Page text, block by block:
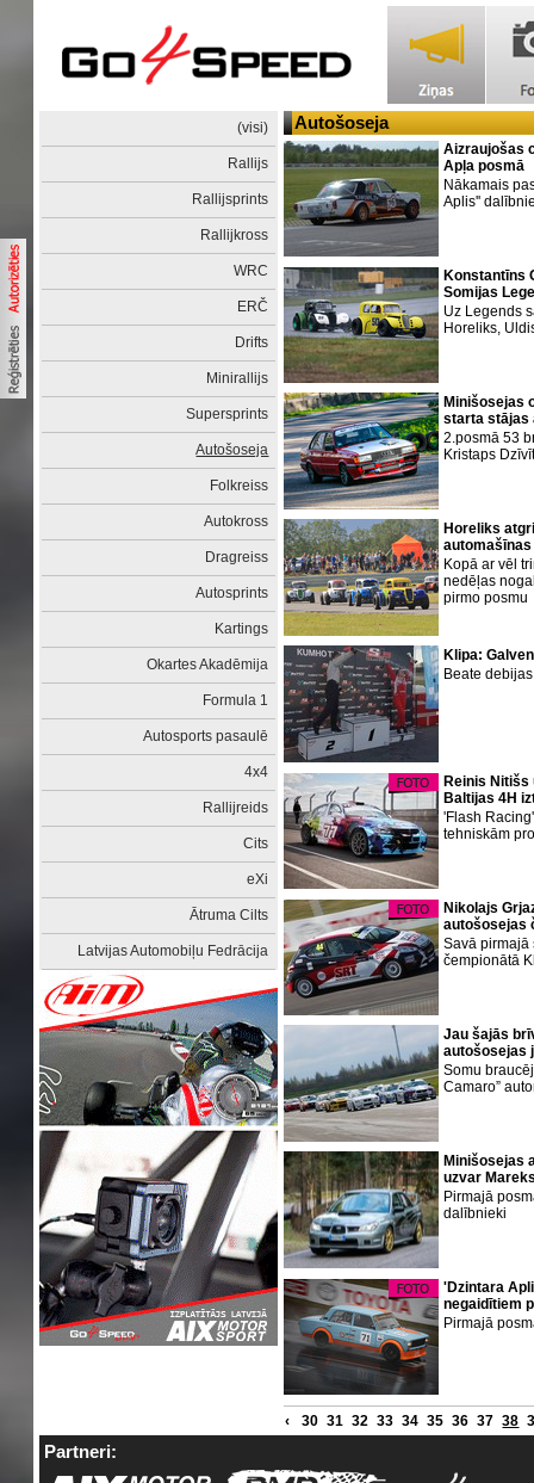
(visi)
Rallijs
Rallijsprints
Rallijkross
WRC
ERČ
Drifts
Minirallijs
Supersprints
Autošoseja
Folkreiss
Autokross
Dragreiss
Autosprints
Kartings
Okartes Akadēmija
Formula 1
Autosports pasaulē
4x4
Rallijreids
Cits
eXi
Ātruma Cilts
Latvijas Automobiļu Fedrācija
Autošoseja
Aizraujošas
Apļa posmā
Nākamais
Aplis''
Konstantīns
Somijas
Uz Legends
Horeliks,
Minišosejas
starta stājas
2.posmā 53
Kristaps
Horeliks
Kopā ar vēl
nedēļas
pirmo posmu
Klipa:
Beate
Reinis Nitišs
Baltijas 4H
'Flash
tehniskām
Nikolajs
autošosejas
Savā pirmajā
čempionātā
Jau šajās
autošosejas
Somu
Camaro”
Minišosejas
uzvar
Pirmajā
dalībnieki
'Dzintara
negaidītiem
Pirmajā
‹ 30 31 32 33 34 35 36 37 38
Partneri: